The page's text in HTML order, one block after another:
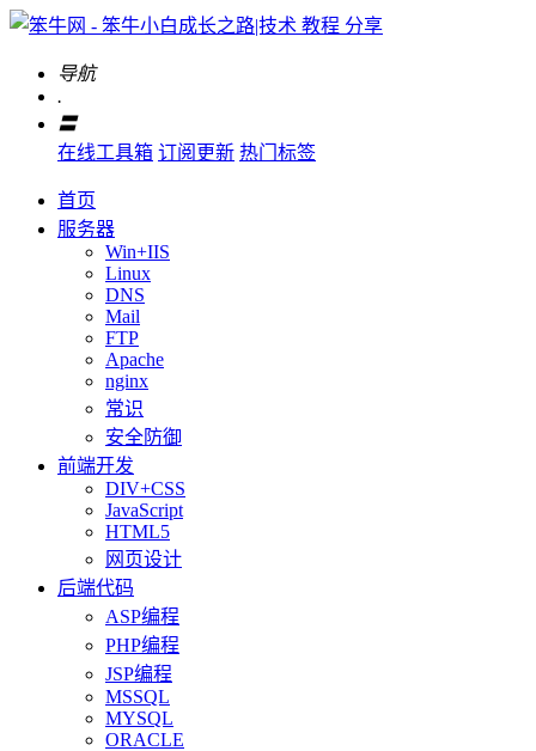
导航
.
〓
在线工具箱 订阅更新 热门标签
首页
服务器
Win+IIS
Linux
DNS
Mail
FTP
Apache
nginx
常识
安全防御
前端开发
DIV+CSS
JavaScript
HTML5
网页设计
后端代码
ASP编程
PHP编程
JSP编程
MSSQL
MYSQL
ORACLE